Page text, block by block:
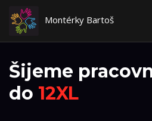
Montérky Bartoš
Šijeme
do 12XL